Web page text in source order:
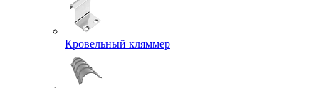
Кровельный кляммер